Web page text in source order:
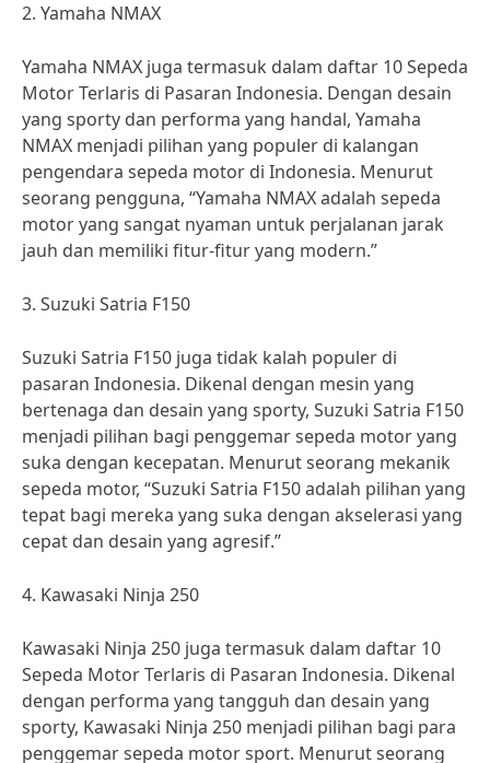
2. Yamaha NMAX
Yamaha NMAX juga termasuk dalam daftar 10 Sepeda
Motor Terlaris di Pasaran Indonesia. Dengan desain
yang sporty dan performa yang handal, Yamaha
NMAX menjadi pilihan yang populer di kalangan
pengendara sepeda motor di Indonesia. Menurut
seorang pengguna, “Yamaha NMAX adalah sepeda
motor yang sangat nyaman untuk perjalanan jarak
jauh dan memiliki fitur-fitur yang modern.”
3. Suzuki Satria F150
Suzuki Satria F150 juga tidak kalah populer di
pasaran Indonesia. Dikenal dengan mesin yang
bertenaga dan desain yang sporty, Suzuki Satria F150
menjadi pilihan bagi penggemar sepeda motor yang
suka dengan kecepatan. Menurut seorang mekanik
sepeda motor, “Suzuki Satria F150 adalah pilihan yang
tepat bagi mereka yang suka dengan akselerasi yang
cepat dan desain yang agresif.”
4. Kawasaki Ninja 250
Kawasaki Ninja 250 juga termasuk dalam daftar 10
Sepeda Motor Terlaris di Pasaran Indonesia. Dikenal
dengan performa yang tangguh dan desain yang
sporty, Kawasaki Ninja 250 menjadi pilihan bagi para
penggemar sepeda motor sport. Menurut seorang